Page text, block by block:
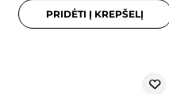
PRIDĖTI Į KREPŠELĮ